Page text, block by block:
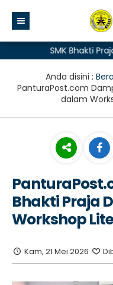
SMK Bhakti Praja
Anda disini :
PanturaPost.com
dalam
Bhakti Praja
Workshop
Kam, 21 Mei 2026